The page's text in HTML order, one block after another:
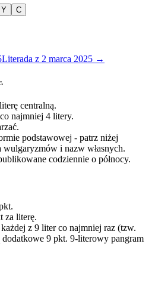
Y C
Literada z 2 marca 2025 →
centralną.
najmniej 4 litery.
podstawowej - patrz niżej
wulgaryzmów i nazw własnych.
codziennie o północy.
za literę.
z 9 liter co najmniej raz (tzw.
9 pkt. 9-literowy pangram